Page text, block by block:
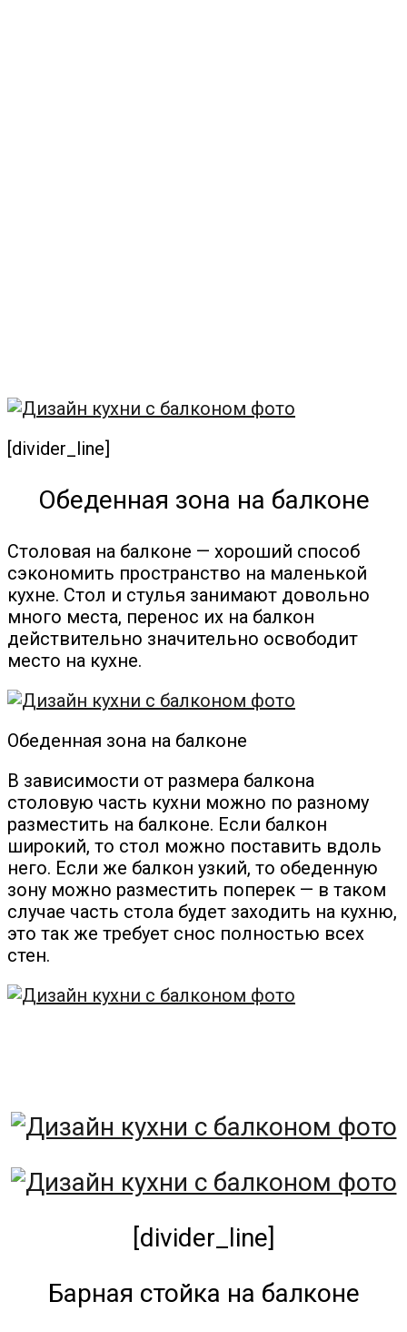
[divider_line]
Обеденная зона на балконе
Столовая на балконе — хороший способ
сэкономить пространство на маленькой
кухне. Стол и стулья занимают довольно
много места, перенос их на балкон
действительно значительно освободит
место на кухне.
Обеденная зона на балконе
В зависимости от размера балкона
столовую часть кухни можно по разному
разместить на балконе. Если балкон
широкий, то стол можно поставить вдоль
него. Если же балкон узкий, то обеденную
зону можно разместить поперек — в таком
случае часть стола будет заходить на кухню,
это так же требует снос полностью всех
стен.
[divider_line]
Барная стойка на балконе